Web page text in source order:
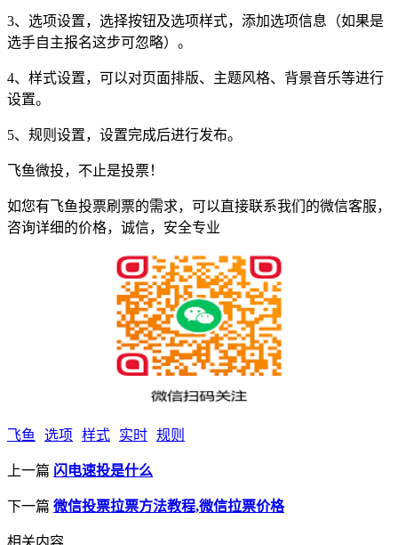
3、选项设置，选择按钮及选项样式，添加选项信息（如果是
选手自主报名这步可忽略）。
4、样式设置，可以对页面排版、主题风格、背景音乐等进行
设置。
5、规则设置，设置完成后进行发布。
飞鱼微投，不止是投票！
如您有飞鱼投票刷票的需求，可以直接联系我们的微信客服，
咨询详细的价格，诚信，安全专业
飞鱼 选项 样式 实时 规则
上一篇 闪电速投是什么
下一篇 微信投票拉票方法教程,微信拉票价格
相关内容